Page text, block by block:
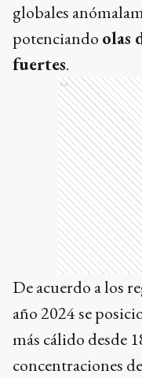
globales
potenciando olas
fuertes.
Ads
De acuerdo a los
año 2024 se
más cálido desde
concentraciones